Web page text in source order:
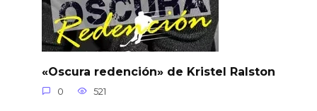
«Oscura redención» de Kristel Ralston
0 521